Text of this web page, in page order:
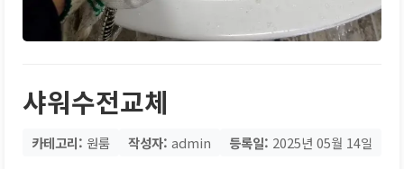
샤워수전교체
카테고리: 원룸 작성자: admin 등록일: 2025년 05월 14일